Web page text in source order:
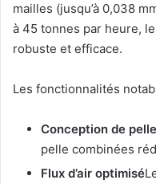
mailles (jusqu’à 0,038
à 45 tonnes par heure,
robuste et efficace.
Les fonctionnalités
Conception de
pelle combinées
Flux d’air optimisé